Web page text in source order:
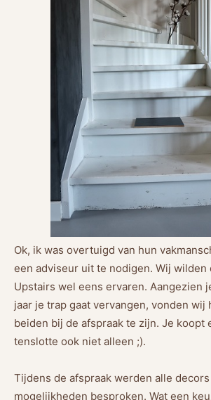
Ok, ik was overtuigd van hun
een adviseur uit te nodigen. Wij wilden
Upstairs wel eens ervaren. Aangezien
jaar je trap gaat vervangen, vonden wij
beiden bij de afspraak te zijn. Je koopt
tenslotte ook niet alleen ;).
Tijdens de afspraak werden alle
mogelijkheden besproken. Wat een